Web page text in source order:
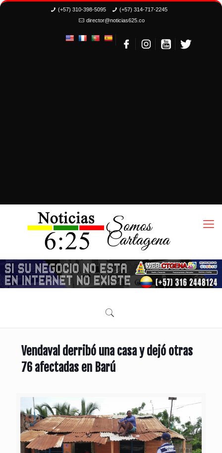
(+57) 310-398-5095
(+57) 314-717-2245
director@noticias625.co
Vendaval derribó una casa y dejó otras
76 afectadas en Barú